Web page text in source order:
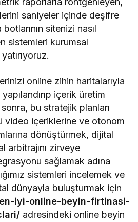
saniyeler içinde deşifre
sitenizi nasıl
sistemleri kurumsal
online zihin haritalarıyla
içerik üretim
sonra, bu stratejik planları
video içeriklerine ve otonom
dönüştürmek, dijital
arbitrajını zirveye
sağlamak adına
sistemleri incelemek ve
dünyayla buluşturmak için
iyi-online-beyin-firtinasi-
adresindeki online beyin